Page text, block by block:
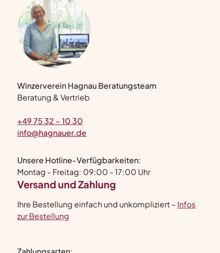
Winzerverein Hagnau Beratungsteam
Beratung & Vertrieb
+49 75 32 – 10 30
info@hagnauer.de
Unsere Hotline-Verfügbarkeiten:
Montag - Freitag: 09:00 - 17:00 Uhr
Versand und Zahlung
Ihre Bestellung einfach und unkompliziert – Infos
zur Bestellung